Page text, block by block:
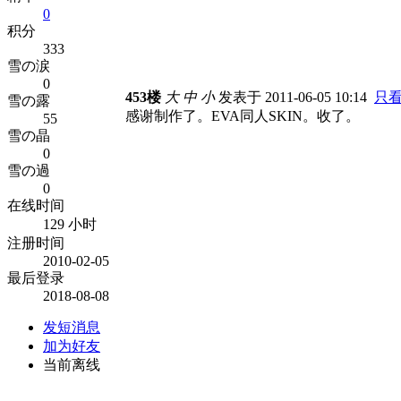
0
积分
333
雪の涙
0
雪の露
55
雪の晶
0
雪の過
0
在线时间
129 小时
注册时间
2010-02-05
最后登录
2018-08-08
发短消息
加为好友
当前离线
453楼 大 中 小发表于 2011-06-05 10:14 只
感谢制作了。EVA同人SKIN。收了。